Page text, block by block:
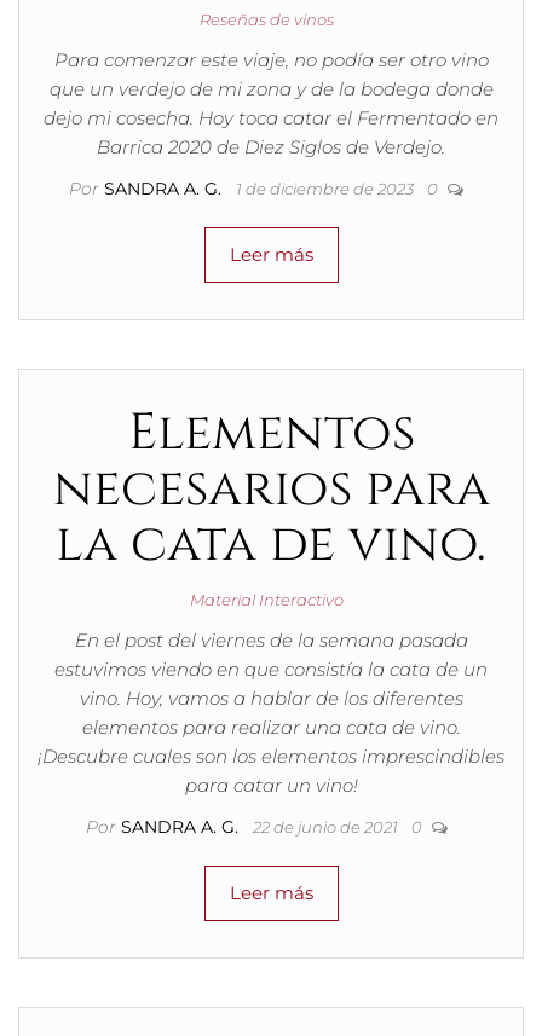
Reseñas de vinos
Para comenzar este viaje, no podía ser otro vino
que un verdejo de mi zona y de la bodega donde
dejo mi cosecha. Hoy toca catar el Fermentado en
Barrica 2020 de Diez Siglos de Verdejo.
Por SANDRA A. G. 1 de diciembre de 2023 0
Leer más
Elementos
necesarios para
la cata de vino.
Material Interactivo
En el post del viernes de la semana pasada
estuvimos viendo en que consistía la cata de un
vino. Hoy, vamos a hablar de los diferentes
elementos para realizar una cata de vino.
¡Descubre cuales son los elementos imprescindibles
para catar un vino!
Por SANDRA A. G. 22 de junio de 2021 0
Leer más